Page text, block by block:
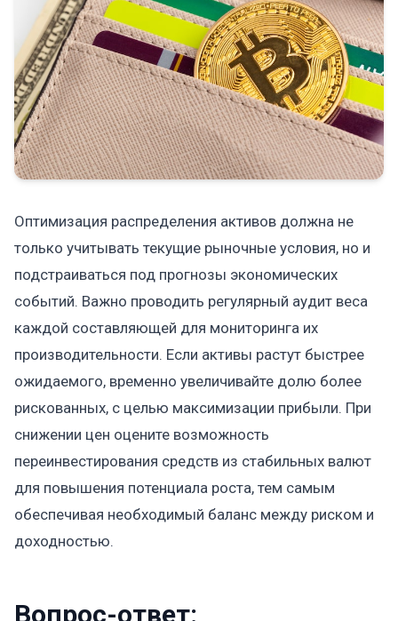
Оптимизация распределения активов должна не
только учитывать текущие рыночные условия, но и
подстраиваться под прогнозы экономических
событий. Важно проводить регулярный аудит веса
каждой составляющей для мониторинга их
производительности. Если активы растут быстрее
ожидаемого, временно увеличивайте долю более
рискованных, с целью максимизации прибыли. При
снижении цен оцените возможность
переинвестирования средств из стабильных валют
для повышения потенциала роста, тем самым
обеспечивая необходимый баланс между риском и
доходностью.
Вопрос-ответ: